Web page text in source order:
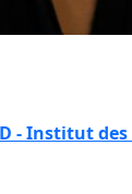
- Institut